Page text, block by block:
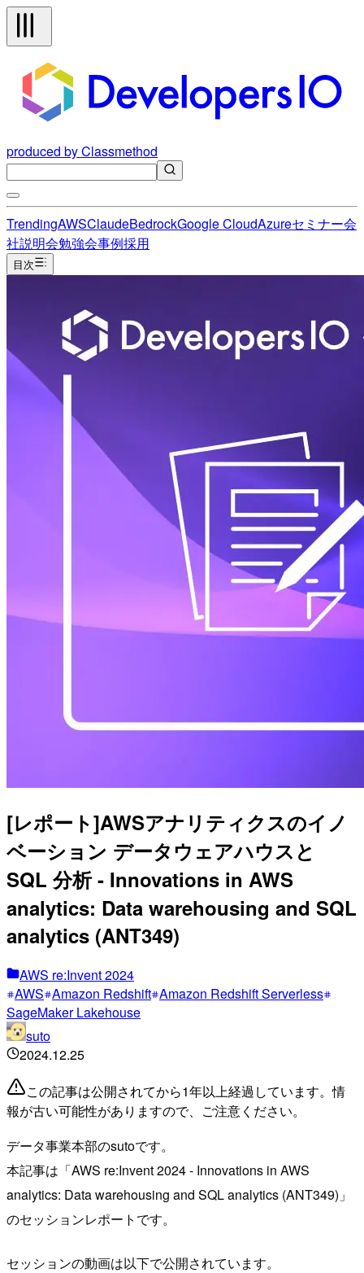
produced by Classmethod
TrendingAWSClaudeBedrockGoogle CloudAzureセミナー会
社説明会勉強会事例採用
目次
[レポート]AWSアナリティクスのイノ
ベーション データウェアハウスと
SQL 分析 - Innovations in AWS
analytics: Data warehousing and SQL
analytics (ANT349)
AWS re:Invent 2024
AWS Amazon Redshift Amazon Redshift Serverless
SageMaker Lakehouse
suto
2024.12.25
この記事は公開されてから1年以上経過しています。情
報が古い可能性がありますので、ご注意ください。
データ事業本部のsutoです。
本記事は「AWS re:Invent 2024 - Innovations in AWS
analytics: Data warehousing and SQL analytics (ANT349)」
のセッションレポートです。
セッションの動画は以下で公開されています。